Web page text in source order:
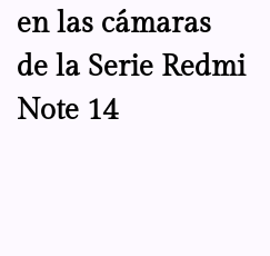
en las cámaras
de la Serie Redmi
Note 14